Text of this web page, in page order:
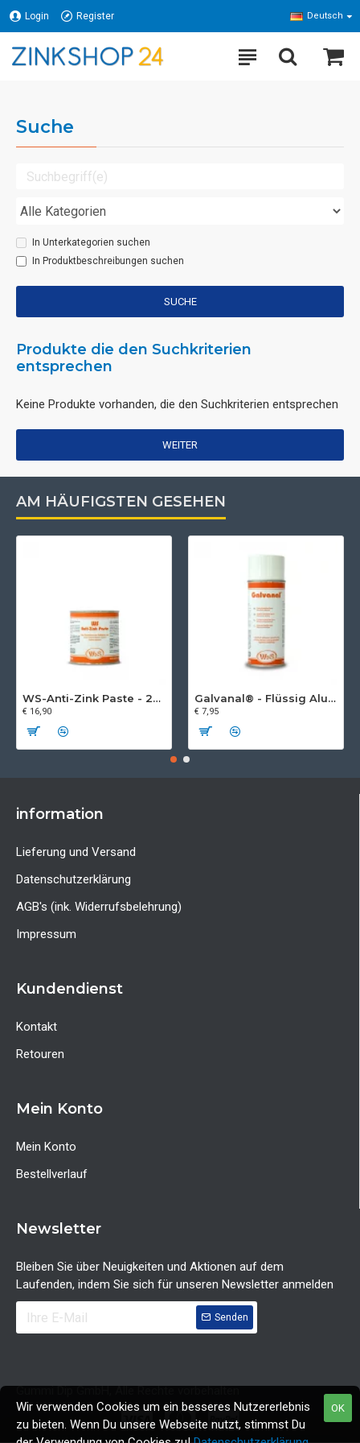
Login Register Deutsch
Suche
In Unterkategorien suchen
In Produktbeschreibungen suchen
SUCHE
Produkte die den Suchkriterien
entsprechen
Keine Produkte vorhanden, die den Suchkriterien entsprechen
WEITER
AM HÄUFIGSTEN GESEHEN
WS-Anti-Zink Paste - 250 ml
€ 16,90
Galvanal® - Flüssig Aluminium Spray
€ 7,95
information
Lieferung und Versand
Datenschutzerklärung
AGB's (ink. Widerrufsbelehrung)
Impressum
Kundendienst
Kontakt
Retouren
Mein Konto
Mein Konto
Bestellverlauf
Newsletter
Bleiben Sie über Neuigkeiten und Aktionen auf dem
Laufenden, indem Sie sich für unseren Newsletter anmelden
Senden
Gummi Dip GmbH, Alle Rechte vorbehalten
OK
Wir verwenden Cookies um ein besseres Nutzererlebnis
zu bieten. Wenn Du unsere Webseite nutzt, stimmst Du